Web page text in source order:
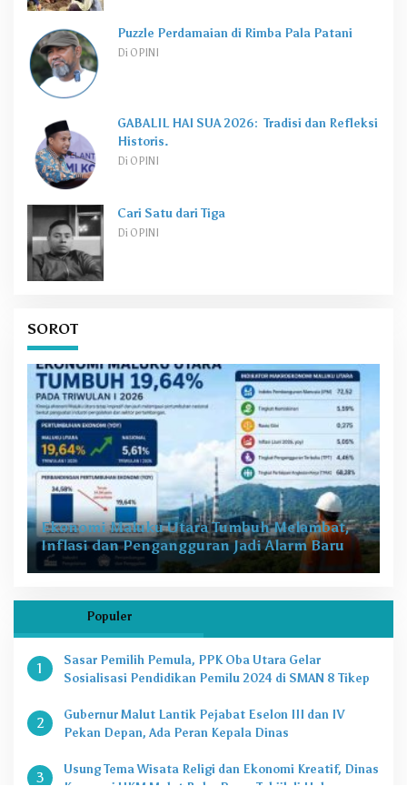
Puzzle Perdamaian di Rimba Pala Patani
Di OPINI
GABALIL HAI SUA 2026: Tradisi dan Refleksi
Historis.
Di OPINI
Cari Satu dari Tiga
Di OPINI
SOROT
Ekonomi Maluku Utara Tumbuh Melambat,
Inflasi dan Pengangguran Jadi Alarm Baru
Populer
1
Sasar Pemilih Pemula, PPK Oba Utara Gelar
Sosialisasi Pendidikan Pemilu 2024 di SMAN 8 Tikep
2
Gubernur Malut Lantik Pejabat Eselon III dan IV
Pekan Depan, Ada Peran Kepala Dinas
3
Usung Tema Wisata Religi dan Ekonomi Kreatif, Dinas